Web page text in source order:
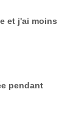
et j'ai moins
pendant